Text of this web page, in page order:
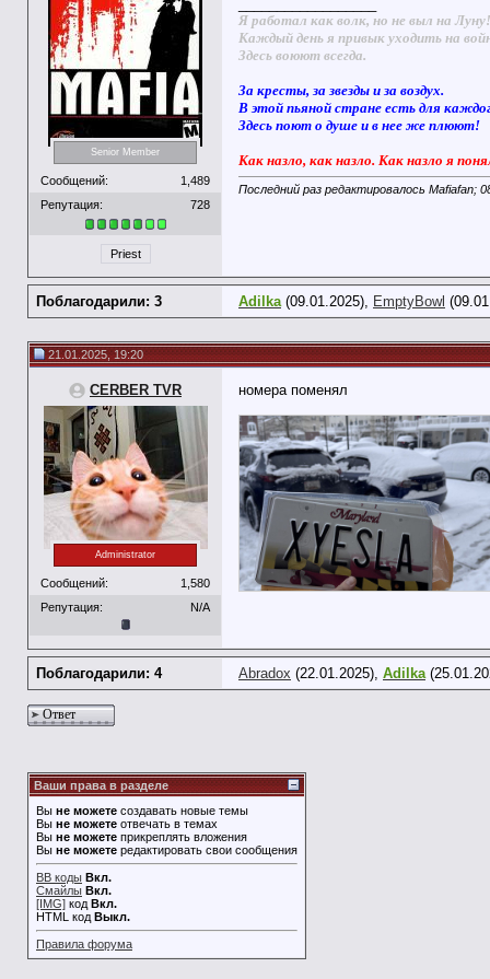
Senior Member
Сообщений:
1,489
Репутация:
728
Priest
Я работал как волк, но не выл на Луну!
Каждый день я привык уходить на
Здесь воюют всегда.
За кресты, за звезды и за воздух.
В этой пьяной стране есть для
Здесь поют о душе и в нее же плюют!
Как назло, как назло. Как назло я
Последний раз редактировалось Mafiafan;
Поблагодарили: 3 Adilka(09.01.2025), EmptyBowl
21.01.2025, 19:20
CERBER TVR
Administrator
Сообщений:
1,580
Репутация:
N/A
номера поменял
Поблагодарили: 4 Abradox (22.01.2025), Adilka
Ответ
Ваши права в разделе
Вы не можете создавать новые темы
Вы не можете отвечать в темах
Вы не можете прикреплять вложения
Вы не можете редактировать свои сообщения
BB коды Вкл.
Смайлы Вкл.
[IMG] код Вкл.
HTML код Выкл.
Правила форума